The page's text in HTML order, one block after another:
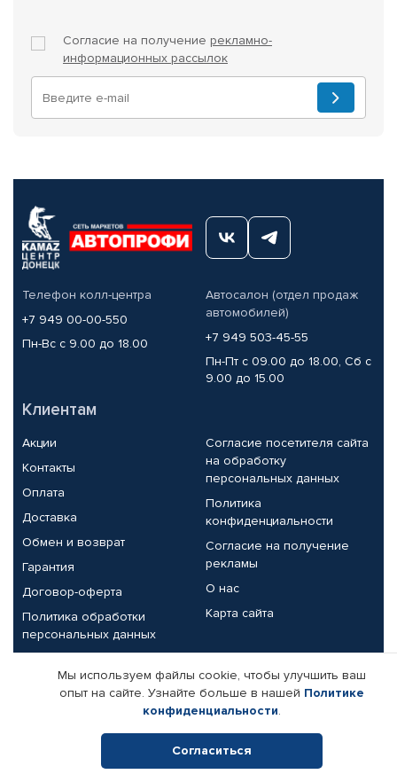
Согласие на получение рекламно-
информационных рассылок
Телефон колл-центра
+7 949 00-00-550
Пн-Вс с 9.00 до 18.00
Автосалон (отдел продаж
автомобилей)
+7 949 503-45-55
Пн-Пт с 09.00 до 18.00, Сб с
9.00 до 15.00
Клиентам
Акции
Контакты
Оплата
Доставка
Обмен и возврат
Гарантия
Договор-оферта
Политика обработки
персональных данных
Согласие посетителя сайта
на обработку
персональных данных
Политика
конфиденциальности
Согласие на получение
рекламы
О нас
Карта сайта
Партнерам
Корпоративным клиентам
Поставщикам
Реквизиты компании
Мы используем файлы cookie, чтобы улучшить ваш
опыт на сайте. Узнайте больше в нашей Политике
конфиденциальности.
Согласиться